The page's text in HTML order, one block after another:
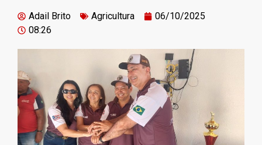
Adail Brito Agricultura
06/10/2025
08:26